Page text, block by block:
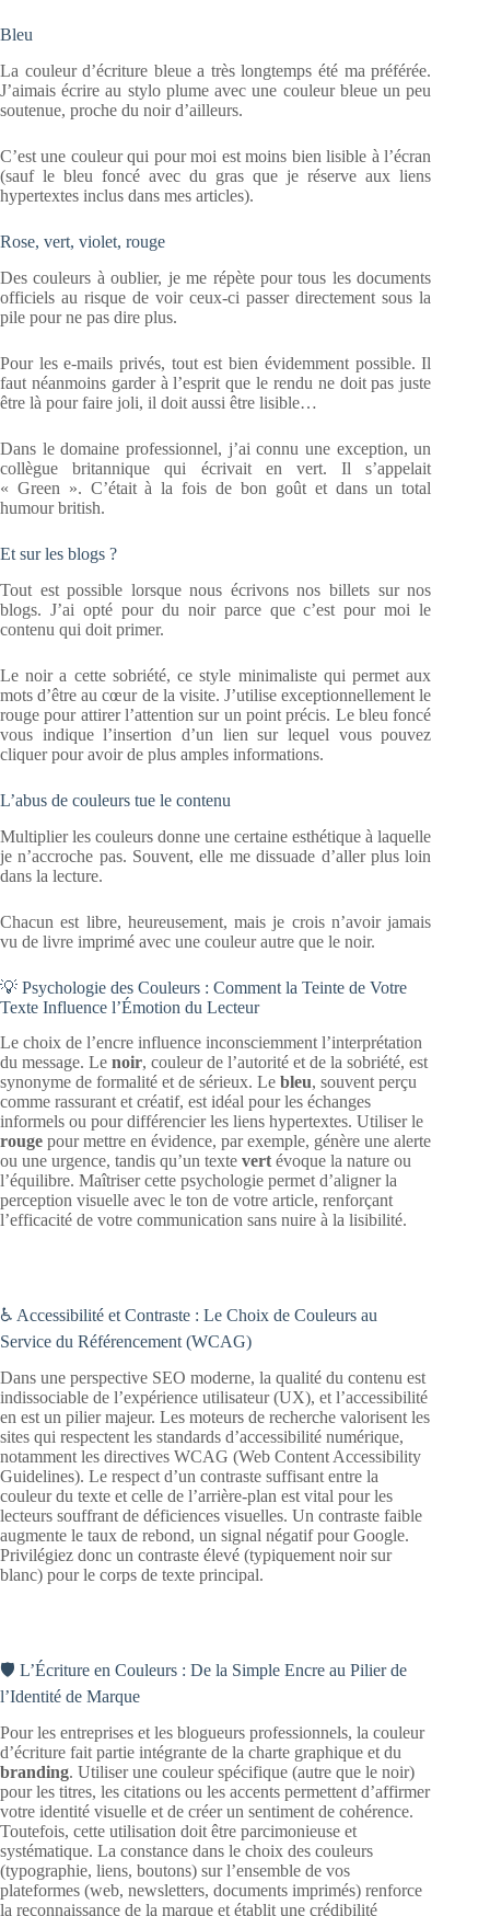
Bleu
La couleur d’écriture bleue a très longtemps été ma préférée.
J’aimais écrire au stylo plume avec une couleur bleue un peu
soutenue, proche du noir d’ailleurs.
C’est une couleur qui pour moi est moins bien lisible à l’écran
(sauf le bleu foncé avec du gras que je réserve aux liens
hypertextes inclus dans mes articles).
Rose, vert, violet, rouge
Des couleurs à oublier, je me répète pour tous les documents
officiels au risque de voir ceux-ci passer directement sous la
pile pour ne pas dire plus.
Pour les e-mails privés, tout est bien évidemment possible. Il
faut néanmoins garder à l’esprit que le rendu ne doit pas juste
être là pour faire joli, il doit aussi être lisible…
Dans le domaine professionnel, j’ai connu une exception, un
collègue britannique qui écrivait en vert. Il s’appelait
« Green ». C’était à la fois de bon goût et dans un total
humour british.
Et sur les blogs ?
Tout est possible lorsque nous écrivons nos billets sur nos
blogs. J’ai opté pour du noir parce que c’est pour moi le
contenu qui doit primer.
Le noir a cette sobriété, ce style minimaliste qui permet aux
mots d’être au cœur de la visite. J’utilise exceptionnellement le
rouge pour attirer l’attention sur un point précis. Le bleu foncé
vous indique l’insertion d’un lien sur lequel vous pouvez
cliquer pour avoir de plus amples informations.
L’abus de couleurs tue le contenu
Multiplier les couleurs donne une certaine esthétique à laquelle
je n’accroche pas. Souvent, elle me dissuade d’aller plus loin
dans la lecture.
Chacun est libre, heureusement, mais je crois n’avoir jamais
vu de livre imprimé avec une couleur autre que le noir.
💡 Psychologie des Couleurs : Comment la Teinte de Votre
Texte Influence l’Émotion du Lecteur
Le choix de l’encre influence inconsciemment l’interprétation
du message. Le noir, couleur de l’autorité et de la sobriété, est
synonyme de formalité et de sérieux. Le bleu, souvent perçu
comme rassurant et créatif, est idéal pour les échanges
informels ou pour différencier les liens hypertextes. Utiliser le
rouge pour mettre en évidence, par exemple, génère une alerte
ou une urgence, tandis qu’un texte vert évoque la nature ou
l’équilibre. Maîtriser cette psychologie permet d’aligner la
perception visuelle avec le ton de votre article, renforçant
l’efficacité de votre communication sans nuire à la lisibilité.
♿ Accessibilité et Contraste : Le Choix de Couleurs au
Service du Référencement (WCAG)
Dans une perspective SEO moderne, la qualité du contenu est
indissociable de l’expérience utilisateur (UX), et l’accessibilité
en est un pilier majeur. Les moteurs de recherche valorisent les
sites qui respectent les standards d’accessibilité numérique,
notamment les directives WCAG (Web Content Accessibility
Guidelines). Le respect d’un contraste suffisant entre la
couleur du texte et celle de l’arrière-plan est vital pour les
lecteurs souffrant de déficiences visuelles. Un contraste faible
augmente le taux de rebond, un signal négatif pour Google.
Privilégiez donc un contraste élevé (typiquement noir sur
blanc) pour le corps de texte principal.
🛡️ L’Écriture en Couleurs : De la Simple Encre au Pilier de
l’Identité de Marque
Pour les entreprises et les blogueurs professionnels, la couleur
d’écriture fait partie intégrante de la charte graphique et du
branding. Utiliser une couleur spécifique (autre que le noir)
pour les titres, les citations ou les accents permettent d’affirmer
votre identité visuelle et de créer un sentiment de cohérence.
Toutefois, cette utilisation doit être parcimonieuse et
systématique. La constance dans le choix des couleurs
(typographie, liens, boutons) sur l’ensemble de vos
plateformes (web, newsletters, documents imprimés) renforce
la reconnaissance de la marque et établit une crédibilité